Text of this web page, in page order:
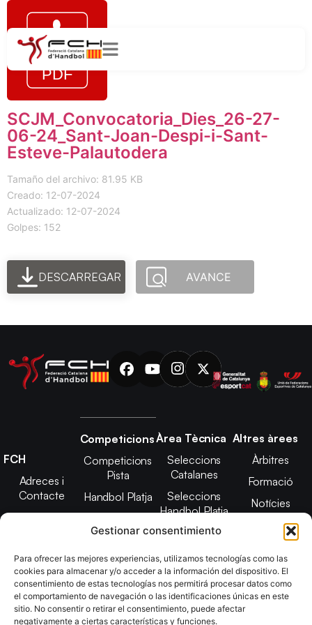
Gestionar consentimiento
Para ofrecer las mejores experiencias, utilizamos tecnologías como las
cookies para almacenar y/o acceder a la información del dispositivo. El
consentimiento de estas tecnologías nos permitirá procesar datos como
el comportamiento de navegación o las identificaciones únicas en este
sitio. No consentir o retirar el consentimiento, puede afectar
negativamente a ciertas características y funciones.
SCJM_Convocatoria_Dies_26-27-
06-24_Sant-Joan-Despi-i-Sant-
Esteve-Palautodera
Tamaño del archivo: 81.95 KB
Creado: 12-07-2024
Actualizado: 12-07-2024
Golpes: 152
DESCARREGAR AVANCE
FCH
Adreces i
Contacte
Junta Directiva
2025
Estatuts
Transparència
Imatge
Competicions
Competicions
Pista
Handbol Platja
Àrea Tècnica
Seleccions
Catalanes
Seleccions
Handbol Platja
Tecnificació
CATH
Promoció
Altres àrees
Àrbitres
Formació
Notícies
Adreces de
contacte